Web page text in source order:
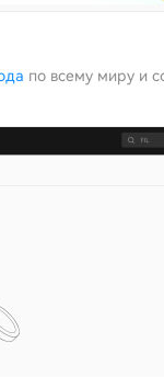
по всему миру и